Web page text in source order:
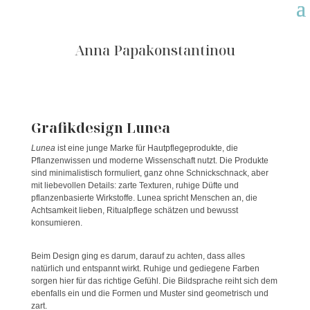
Anna Papakonstantinou
Grafikdesign Lunea
Luneaist eine junge Marke für Hautpflegeprodukte, die
Pflanzenwissen und moderne Wissenschaft nutzt. Die Produkte
sind minimalistisch formuliert, ganz ohne Schnickschnack, aber
mit liebevollen Details: zarte Texturen, ruhige Düfte und
pflanzenbasierte Wirkstoffe. Lunea spricht Menschen an, die
Achtsamkeit lieben, Ritualpflege schätzen und bewusst
konsumieren.
Beim Design ging es darum, darauf zu achten, dass alles
natürlich und entspannt wirkt. Ruhige und gediegene Farben
sorgen hier für das richtige Gefühl. Die Bildsprache reiht sich dem
ebenfalls ein und die Formen und Muster sind geometrisch und
zart.